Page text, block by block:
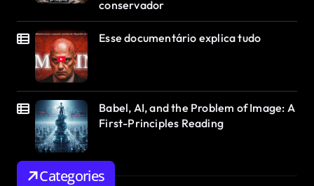
conservador
Esse documentário explica tudo
Babel, AI, and the Problem of Image: A
First-Principles Reading
Categories